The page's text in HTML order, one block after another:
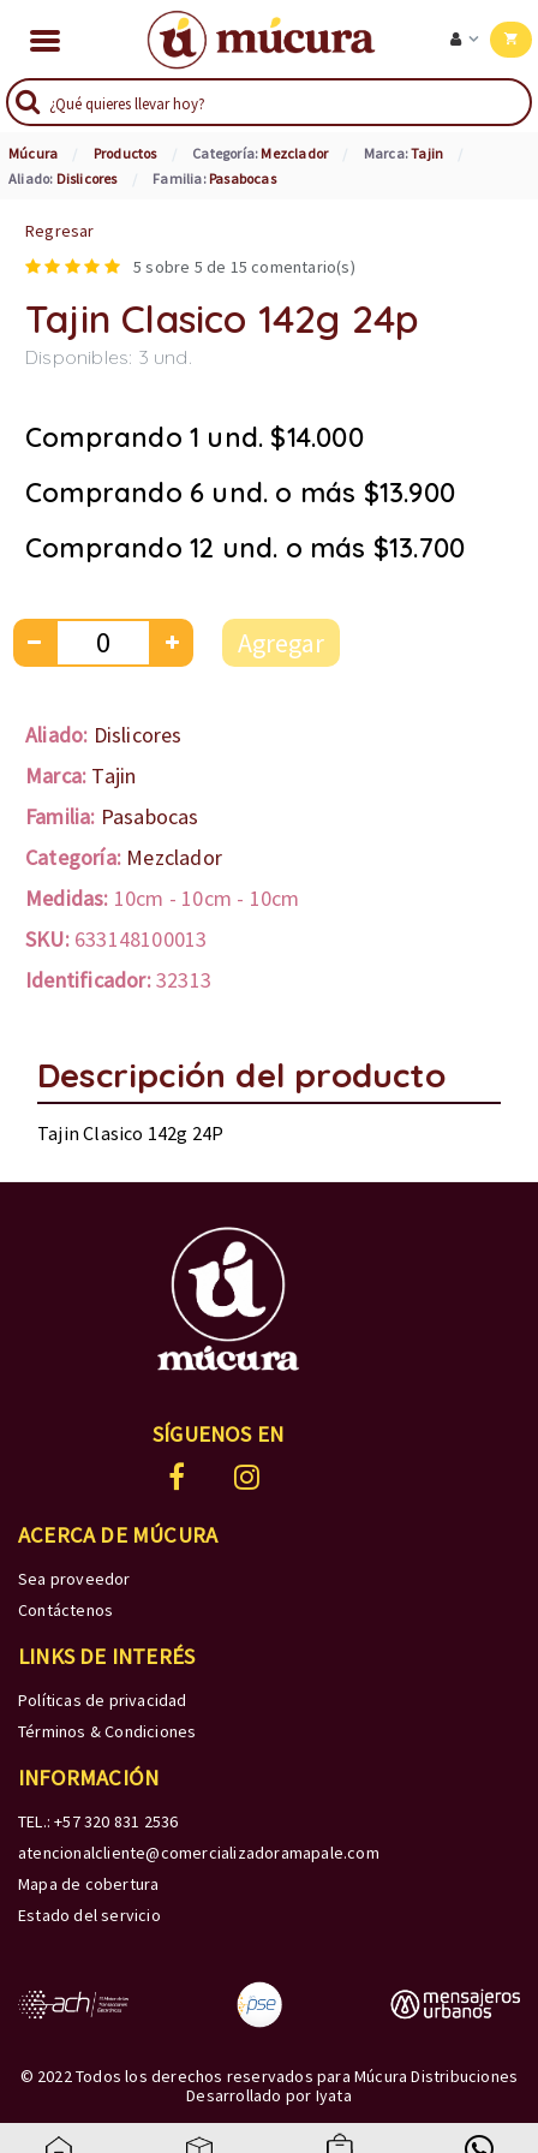
Múcura Productos Categoría: Mezclador Marca:Tajin
Aliado: Dislicores Familia: Pasabocas
Regresar
5 sobre 5 de 15 comentario(s)
Tajin Clasico 142g 24p
Disponibles: 3 und.
Comprando 1 und. $14.000
Comprando 6 und. o más $13.900
Comprando 12 und. o más $13.700
Agregar
Aliado: Dislicores
Marca: Tajin
Familia: Pasabocas
Categoría: Mezclador
Medidas: 10cm - 10cm - 10cm
SKU: 633148100013
Identificador:32313
Descripción del producto
Tajin Clasico 142g 24P
SÍGUENOS EN
ACERCA DE MÚCURA
Sea proveedor
Contáctenos
LINKS DE INTERÉS
Políticas de privacidad
Términos & Condiciones
INFORMACIÓN
TEL.: +57 320 831 2536
atencionalcliente@comercializadoramapale.com
Mapa de cobertura
Estado del servicio
© 2022 Todos los derechos reservados para Múcura Distribuciones
Desarrollado por Iyata